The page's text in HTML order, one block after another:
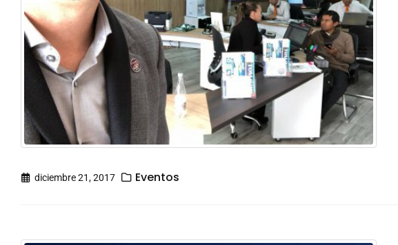
diciembre 21, 2017 Eventos